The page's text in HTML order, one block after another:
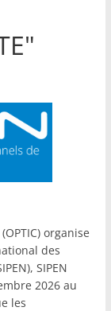
organise
des
SIPEN
2026 au
les